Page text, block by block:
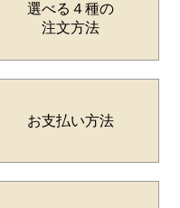
選べる４種の
注文方法
お支払い方法